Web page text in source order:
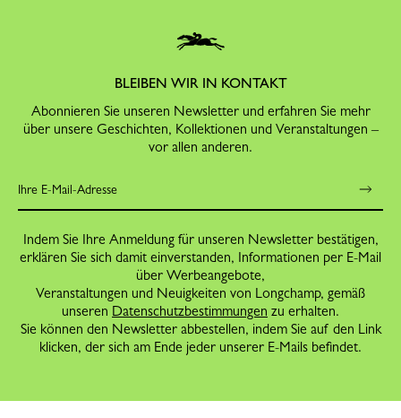
BLEIBEN WIR IN KONTAKT
Abonnieren Sie unseren Newsletter und erfahren Sie mehr
über unsere Geschichten, Kollektionen und Veranstaltungen –
vor allen anderen.
Indem Sie Ihre Anmeldung für unseren Newsletter bestätigen,
erklären Sie sich damit einverstanden, Informationen per E-Mail
über Werbeangebote,
Veranstaltungen und Neuigkeiten von Longchamp, gemäß
unseren Datenschutzbestimmungen zu erhalten.
Sie können den Newsletter abbestellen, indem Sie auf den Link
klicken, der sich am Ende jeder unserer E-Mails befindet.